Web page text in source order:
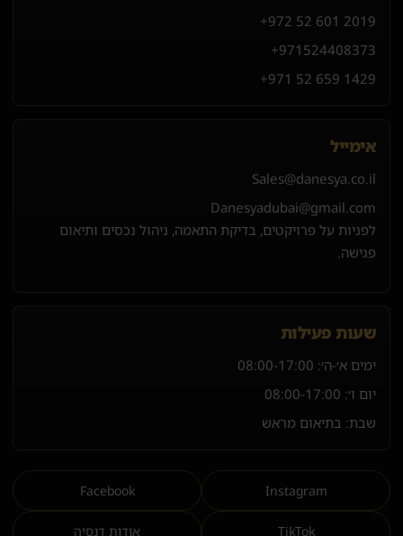
+972 52 601 2019
+971 524408373
+971 52 659 1429
אימייל
Sales@danesya.co.il
Danesyadubai@gmail.com
לפניות על פרויקטים, בדיקת התאמה, ניהול נכסים ותיאום
פגישה.
שעות פעילות
ימים א׳-ה׳: 08:00-17:00
יום ו׳: 08:00-17:00
שבת: בתיאום מראש
Instagram
Facebook
TikTok אודות דנסיה